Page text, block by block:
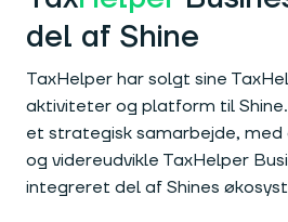
del af Shine
TaxHelper har solgt sine
aktiviteter og platform til
et strategisk samarbejde,
og videreudvikle TaxHelper
integreret del af Shines